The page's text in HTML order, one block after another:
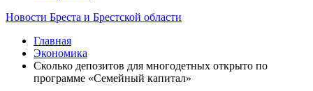
Новости Бреста и Брестской области
Главная
Экономика
Сколько депозитов для многодетных открыто по
программе «Семейный капитал»